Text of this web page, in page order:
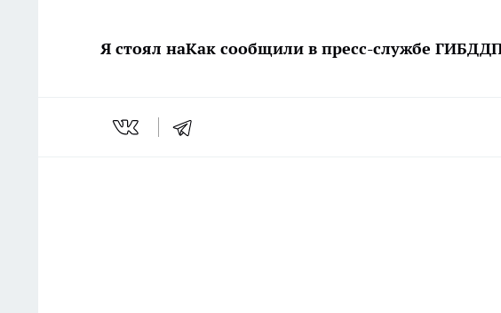
Я стоял наКак сообщили в пресс-службе ГИБДД